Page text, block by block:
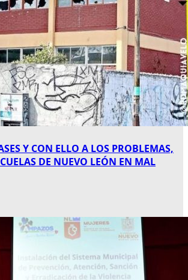
Y CON ELLO A LOS PROBLEMAS,
DE NUEVO LEÓN EN MAL